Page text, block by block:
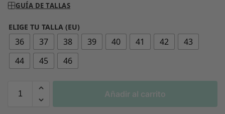
GUÍA DE TALLAS
ELIGE TU TALLA (EU)
36 37 38 39 40 41 42
43
44
45 46
Añadir al carrito